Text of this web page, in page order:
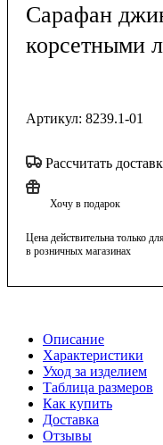
Сарафан
корсетными
Артикул: 8239.1-01
Рассчитать
Хочу в подарок
Цена действительна только
в розничных магазинах
Описание
Характеристики
Уход за изделием
Таблица размеров
Как купить
Доставка
Отзывы